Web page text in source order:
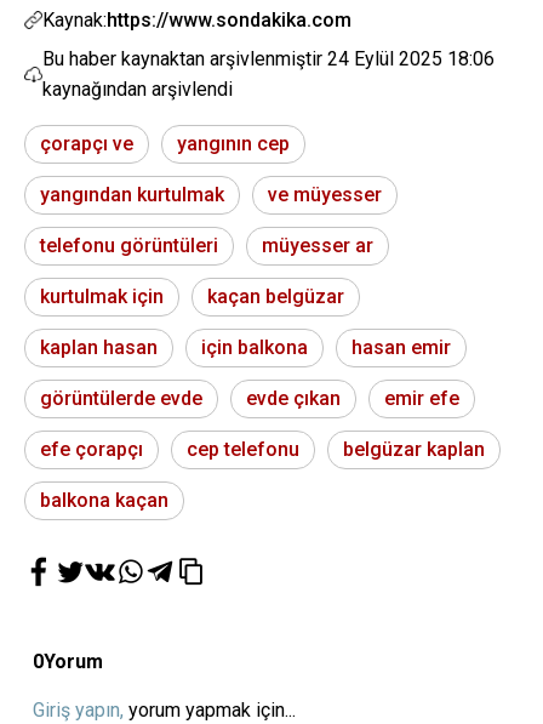
Kaynak:https://www.sondakika.com
Bu haber kaynaktan arşivlenmiştir 24 Eylül 2025 18:06
kaynağından arşivlendi
çorapçı ve yangının cep
yangından kurtulmak ve müyesser
telefonu görüntüleri müyesser ar
kurtulmak için kaçan belgüzar
kaplan hasan için balkona hasan emir
görüntülerde evde evde çıkan emir efe
efe çorapçı cep telefonu belgüzar kaplan
balkona kaçan
0Yorum
Giriş yapın, yorum yapmak için...